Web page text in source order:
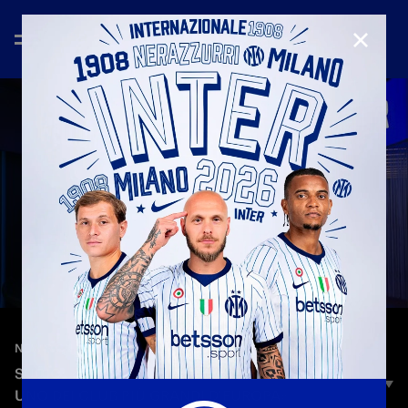
NEW SIGNINGS—4 giu 2025
SUČIĆ: «NON HO MAI AVUTO DUBBI, L'INTER È
UNO DEI CLUB PIÙ GRANDI D'EUROPA»